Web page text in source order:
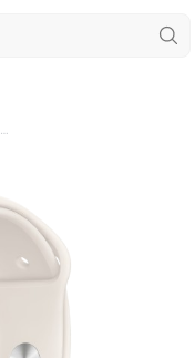
Часы Apple Watch SE 3, 44mm Starlight Aluminum Case with Starlight Sport Band - S/M